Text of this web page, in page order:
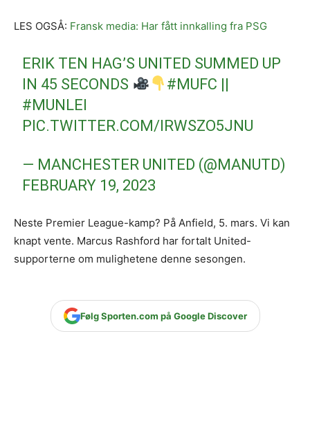
LES OGSÅ: Fransk media: Har fått innkalling fra PSG
ERIK TEN HAG’S UNITED SUMMED UP
IN 45 SECONDS
#MUFC ||
#MUNLEI
PIC.TWITTER.COM/IRWSZO5JNU
— MANCHESTER UNITED (@MANUTD)
FEBRUARY 19, 2023
Neste Premier League-kamp? På Anfield, 5. mars. Vi kan
knapt vente. Marcus Rashford har fortalt United-
supporterne om mulighetene denne sesongen.
Følg Sporten.com på Google Discover